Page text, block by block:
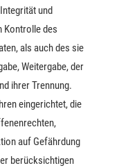
und
Kontrolle des
als auch des sie
Weitergabe, der
ihrer Trennung.
eingerichtet, die
auf Gefährdung
berücksichtigen